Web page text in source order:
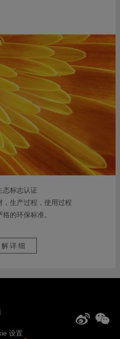
态标志认证
，生产过程，使用过程
的环保标准。
解详细
设置